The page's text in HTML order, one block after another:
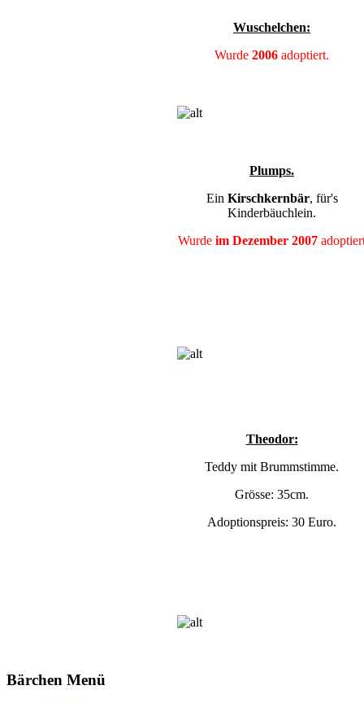
Bärchen Menü
Wuschelchen:
Wurde 2006 adoptiert.
Plumps.
Ein Kirschkernbär, für's
Kinderbäuchlein.
Wurde im Dezember 2007
Theodor:
Teddy mit Brummstimme.
Grösse: 35cm.
Adoptionspreis: 30 Euro.